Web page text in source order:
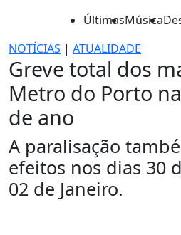
ÚltimasMúsica
NOTÍCIAS | ATUALIDADE
Greve total dos
Metro do Porto
de ano
A paralisação
efeitos nos dias 30
02 de Janeiro.